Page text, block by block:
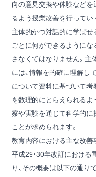
向の意見交換や体験などを
るよう授業改善を行ってい
主体的かつ対話的に学ばせ
ごとに何ができるようにな
さなくてはなりません。主
には、情報を的確に理解し
について資料に基づいて考
を数理的にとらえられるよ
察や実験を通じて科学的に
ことが求められます。
教育内容における主な改善
平成29・30年改訂におけ
り、その概要は以下の通りで